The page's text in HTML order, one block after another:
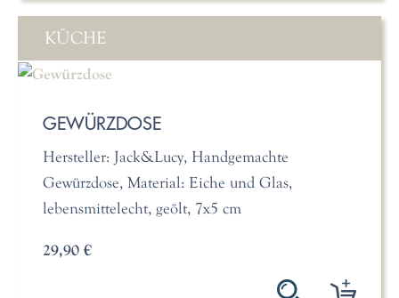
KÜCHE
GEWÜRZDOSE
Hersteller: Jack&Lucy, Handgemachte
Gewürzdose, Material: Eiche und Glas,
lebensmittelecht, geölt, 7x5 cm
29,90 €